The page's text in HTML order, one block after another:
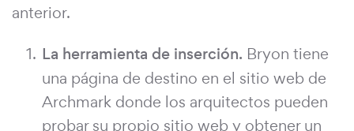
anterior.
La herramienta de inserción. Bryon tiene
una página de destino en el sitio web de
Archmark donde los arquitectos pueden
probar su propio sitio web y obtener un